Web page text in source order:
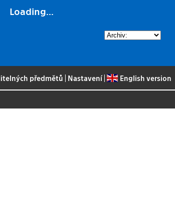
Loading...
předmětů Nastavení| English version